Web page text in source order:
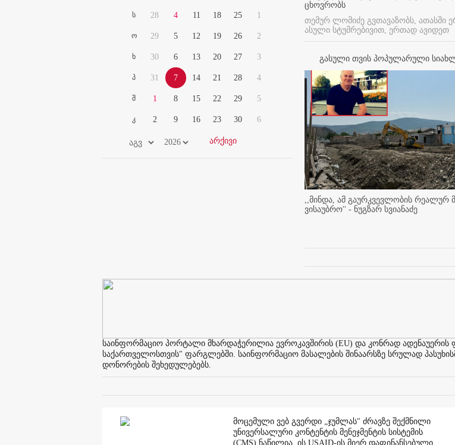
ს
ო
ხ
პ
შ
კ
28
29
30
31
1
2
4
5
6
7
8
9
11
12
13
14
15
16
18
19
20
21
22
23
25
26
27
28
29
30
1
2
3
4
5
6
ცხოვრობს
თემურ ლომიძე გვთავაზობს, ათასში
ასული სტუმრებივით, ერთად ავიდეთ
გასული თვის პოპულარული
,,მინდა, ამ გაურკვევლობის რეალურ
ვისაუბრო'' - ნუგზარ სვიანაძე
საინფორმაციო პორტალი მხარდაჭერილია ევროკავშირის (EU) და კონრად ადენაუერის
საქართველოსთვის" ფარგლებში. საინფორმაციო მასალების შინაარსზე სრულად
დონორების შეხედულებებს.
მოცემული ვებ გვერდი „ჯუმლას" ძრავზე შექმნილი
უნივერსალური კონტენტის მენეჯმენტის სისტემის
(CMS) ნაწილია. ის USAID-ის მიერ დაფინანსებული